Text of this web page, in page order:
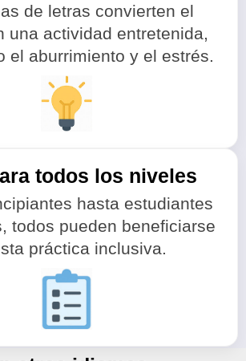
de letras convierten el
una actividad entretenida,
el aburrimiento y el estrés.
todos los niveles
hasta estudiantes
todos pueden beneficiarse
práctica inclusiva.